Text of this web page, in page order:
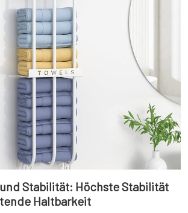
Stabilität: Höchste Stabilität
Haltbarkeit